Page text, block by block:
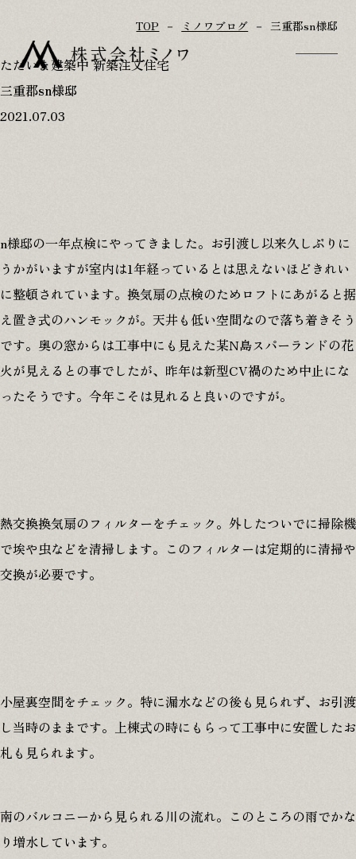
TOP
家づくりのこだわり
ただいま建築中
イベント情報
ミノワブログ
お問い合わせ
修理･点検依頼
プライバシーポリシー
資料請求
TOP ミノワブログ 三重郡sn様邸
ただいま建築中 新築注文住宅
三重郡sn様邸
2021.07.03
n様邸の一年点検にやってきました。お引渡し以来久しぶりに
うかがいますが室内は1年経っているとは思えないほどきれい
に整頓されています。換気扇の点検のためロフトにあがると据
え置き式のハンモックが。天井も低い空間なので落ち着きそう
です。奥の窓からは工事中にも見えた某N島スパーランドの花
火が見えるとの事でしたが、昨年は新型CV禍のため中止にな
ったそうです。今年こそは見れると良いのですが。
熱交換換気扇のフィルターをチェック。外したついでに掃除機
で埃や虫などを清掃します。このフィルターは定期的に清掃や
交換が必要です。
小屋裏空間をチェック。特に漏水などの後も見られず、お引渡
し当時のままです。上棟式の時にもらって工事中に安置したお
札も見られます。
南のバルコニーから見られる川の流れ。このところの雨でかな
り増水しています。